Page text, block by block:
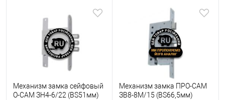
Механизм замка сейфовый
О-САМ ЗН4-6/22 (BS51мм)
Механизм замка ПРО-САМ
ЗВ8-8М/15 (BS66,5мм)